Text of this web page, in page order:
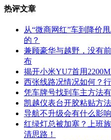
热评文章
从“微商网红”车到降价
的？
兼顾豪华与越野，没有
布
揭开小米YU7首用
西张线路况情况如何？
凭车牌号找到车主方法
凯越仪表台开胶粘贴方
导航不升级会有什么影
红绿灯总被加塞？上班
清思路！